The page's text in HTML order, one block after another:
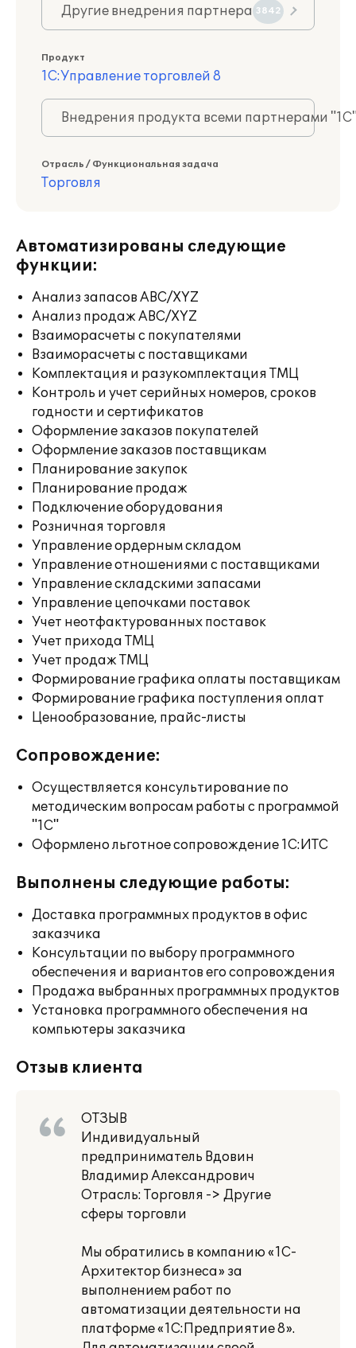
Другие внедрения партнера 3842
Продукт
1С:Управление торговлей 8
Внедрения продукта всеми партнерами
Отрасль / Функциональная задача
Торговля
Автоматизированы следующие
функции:
Анализ запасов ABC/XYZ
Анализ продаж ABC/XYZ
Взаиморасчеты с покупателями
Взаиморасчеты с поставщиками
Комплектация и разукомплектация ТМЦ
Контроль и учет серийных номеров, сроков
годности и сертификатов
Оформление заказов покупателей
Оформление заказов поставщикам
Планирование закупок
Планирование продаж
Подключение оборудования
Розничная торговля
Управление ордерным складом
Управление отношениями с поставщиками
Управление складскими запасами
Управление цепочками поставок
Учет неотфактурованных поставок
Учет прихода ТМЦ
Учет продаж ТМЦ
Формирование графика оплаты поставщикам
Формирование графика поступления оплат
Ценообразование, прайс-листы
Сопровождение:
Осуществляется консультирование по
методическим вопросам работы с программой
"1С"
Оформлено льготное сопровождение 1С:ИТС
Выполнены следующие работы:
Доставка программных продуктов в офис
заказчика
Консультации по выбору программного
обеспечения и вариантов его сопровождения
Продажа выбранных программных продуктов
Установка программного обеспечения на
компьютеры заказчика
Отзыв клиента
ОТЗЫВ
Индивидуальный
предприниматель Вдовин
Владимир Александрович
Отрасль: Торговля -> Другие
сферы торговли
Мы обратились в компанию «1С-
Архитектор бизнеса» за
выполнением работ по
автоматизации деятельности на
платформе «1С:Предприятие 8».